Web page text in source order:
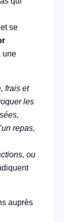
et se
une
frais et
les
repas,
ou
auprès